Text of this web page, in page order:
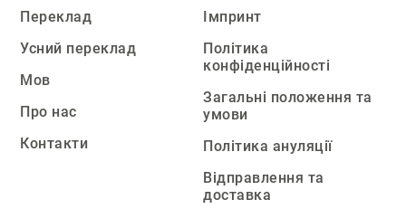
Переклад
Усний переклад
Мов
Про нас
Контакти
Імпринт
Політика
конфіденційності
Загальні положення та
умови
Політика ануляції
Відправлення та
доставка